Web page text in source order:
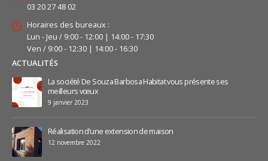
03 20 27 48 02
Horaires des bureaux :
Lun - Jeu / 9:00 - 12:00 | 14:00 - 17:30
Ven / 9:00 - 12:30 | 14:00 - 16:30
ACTUALITÉS
La société De Souza Barbosa Habitat vous présente ses
meilleurs vœux
9 janvier 2023
Réalisation d’une extension de maison
12 novembre 2022